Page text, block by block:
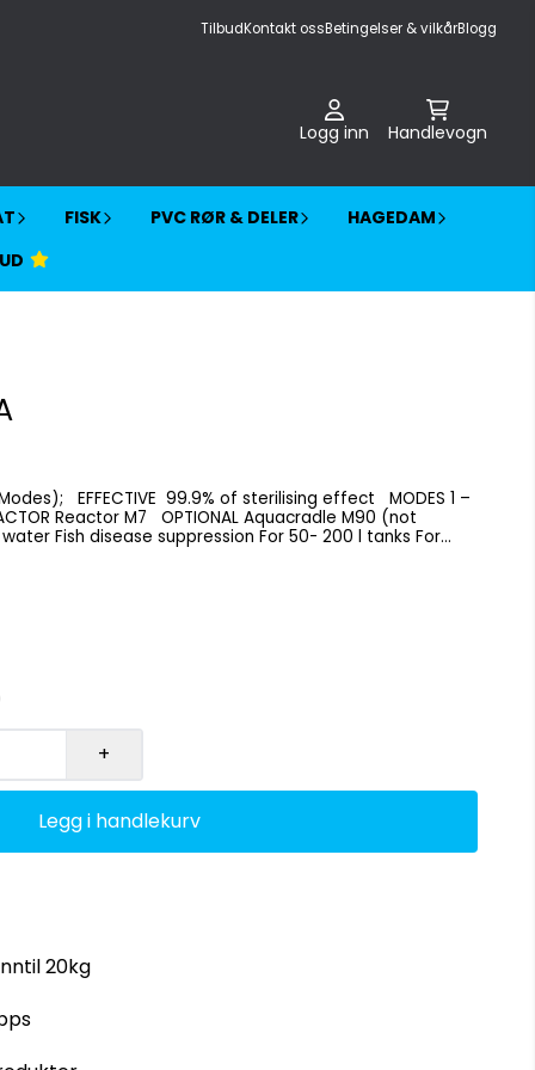
TilbudKontakt ossBetingelser & vilkårBlogg
Logg inn Handlevogn
FISK PVC RØR & DELER
HAGEDAM
+
Legg i handlekurv
20kg